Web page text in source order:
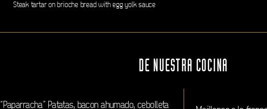
Steak tartar on brioche bread with egg yolk sauce
DE NUESTRA COCINA
“Paparracha” Patatas, bacon ahumado, cebolleta